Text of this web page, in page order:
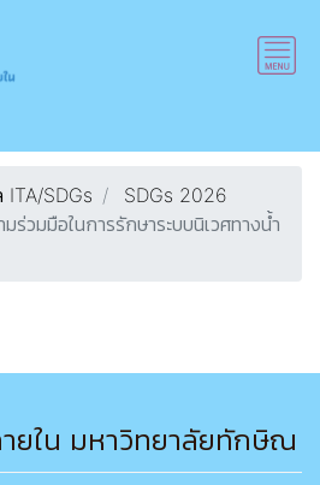
ITA/SDGs
SDGs 2026
ร่วมมือในการรักษาระบบนิเวศทางน้ำ
ยใน มหาวิทยาลัยทักษิณ